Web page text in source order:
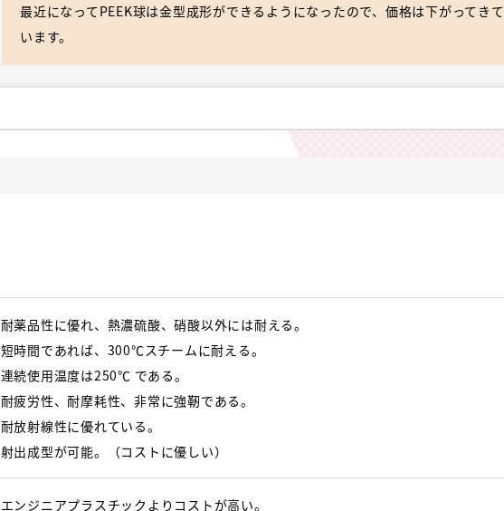
最近になってPEEK球は金型成形ができるようになったので、価格は下がってきて
います。
耐薬品性に優れ、熱濃硫酸、硝酸以外には耐える。
短時間であれば、300℃スチームに耐える。
連続使用温度は250℃ である。
耐疲労性、耐摩耗性、非常に強靭である。
耐放射線性に優れている。
射出成型が可能。（コストに優しい）
エンジニアプラスチックよりコストが高い。